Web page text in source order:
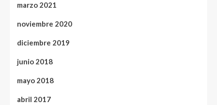
marzo 2021
noviembre 2020
diciembre 2019
junio 2018
mayo 2018
abril 2017